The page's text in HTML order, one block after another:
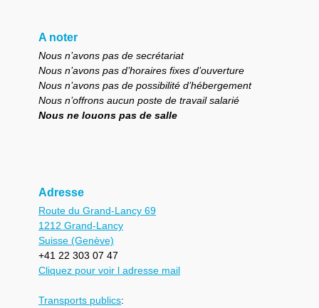
A noter
Nous n’avons pas de secrétariat
Nous n’avons pas d’horaires fixes d’ouverture
Nous n’avons pas de possibilité d’hébergement
Nous n’offrons aucun poste de travail salarié
Nous ne louons pas de salle
Adresse
Route du Grand-Lancy 69
1212 Grand-Lancy
Suisse (Genève)
+41 22 303 07 47
Cliquez pour voir l adresse mail
Transports publics: